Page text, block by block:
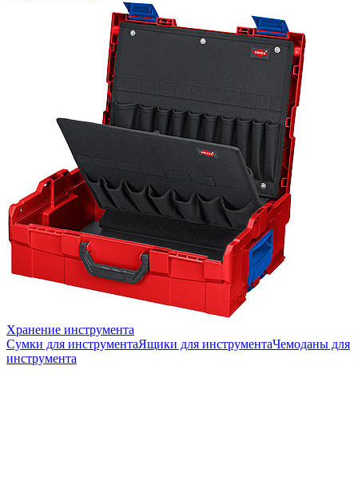
Хранение инструмента
Сумки для инструментаЯщики для инструментаЧемоданы для
инструмента